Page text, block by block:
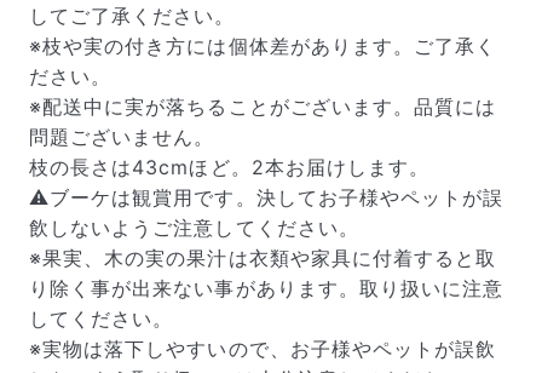
してご了承ください。
※枝や実の付き方には個体差があります。ご了承く
ださい。
※配送中に実が落ちることがございます。品質には
問題ございません。
枝の長さは43cmほど。2本お届けします。
⚠️ブーケは観賞用です。決してお子様やペットが誤
飲しないようご注意してください。
※果実、木の実の果汁は衣類や家具に付着すると取
り除く事が出来ない事があります。取り扱いに注意
してください。
※実物は落下しやすいので、お子様やペットが誤飲